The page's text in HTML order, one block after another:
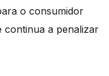
o consumidor
continua a penalizar